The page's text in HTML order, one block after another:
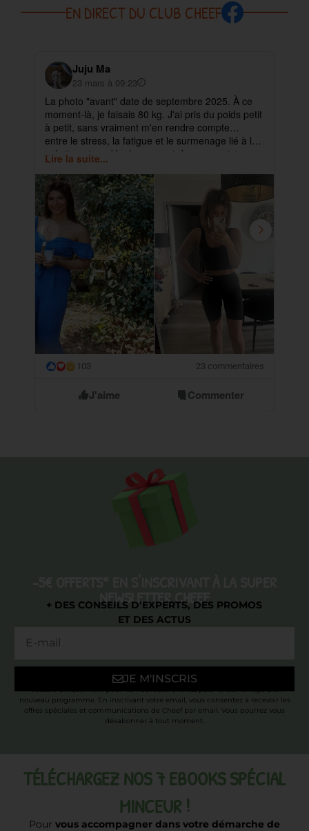
EN DIRECT DU CLUB CHEEF
Juju Ma
23 mars à 09:23
La photo "avant" date de septembre 2025. À ce
moment-là, je faisais 80 kg. J'ai pris du poids petit
à petit, sans vraiment m'en rendre compte…
entre le stress, la fatigue et le surmenage lié à la
création et au développement de mes projets.
Lire la suite...
😮 103 23 commentaires
J'aime Commenter
NEWSLETTER CHEEF
+ DES CONSEILS D’EXPERTS, DES PROMOS
ET DES ACTUS
JE M'INSCRIS
* Valable uniquement pour les nouveaux clients, pour le démarrage d’un
nouveau programme. En inscrivant votre email, vous consentez à recevoir les
offres spéciales et communications de Cheef par email. Vous pourrez vous
désabonner à tout moment.
TÉLÉCHARGEZ NOS 7 EBOOKS SPÉCIAL
MINCEUR !
Pour vous accompagner dans votre démarche de